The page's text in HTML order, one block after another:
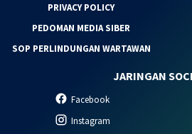
PRIVACY POLICY
PEDOMAN MEDIA SIBER
SOP PERLINDUNGAN WARTAWAN
JARINGAN
Facebook
Instagram